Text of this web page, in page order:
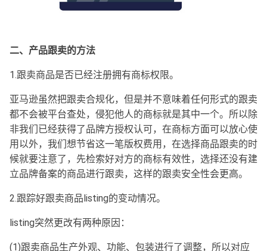
二、产品跟卖的方法
1.跟卖商品是否已经注册拥有商标权限。
亚马逊虽然把跟卖合规化，但是并不意味着任何形式的跟卖
都不会被平台查处，侵犯他人的商标就是其中一个。所以除
非我们已经获得了品牌方授权认可，在商标方面可以放心使
用以外，我们想节省这一笔版权费用，在选择商品跟卖的时
候就要注意了，先检索好对方的商标有效性，选择还没有建
立品牌备案的商品进行跟卖，这样的跟卖安全性会更高。
2.跟踪好跟卖商品listing的变动情况。
listing突然更改有两种原因：
(1)跟卖商品生产外观、功能、包装进行了调整，所以对应